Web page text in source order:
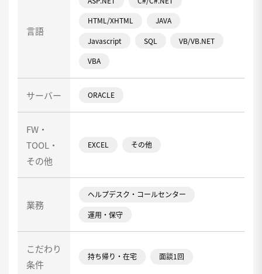
言語
HTML/XHTML JAVA
Javascript SQL VB/VB.NET
VBA
サーバー ORACLE
FW・
TOOL・
その他
EXCEL その他
業務
ヘルプデスク・コールセンター
運用・保守
こだわり
条件
持ち帰り・在宅 面談1回